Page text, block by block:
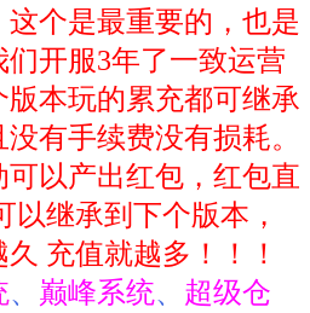
这个是最重要的，也是
开服3年了一致运营
本玩的累充都可继承
有手续费没有损耗。
以产出红包，红包直
以继承到下个版本，
充值就越多！！！
、 巅峰系统、 超级仓